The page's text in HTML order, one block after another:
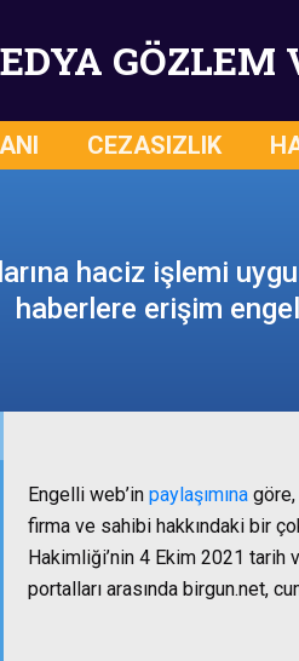
GÖZLEM
CEZASIZLIK
haciz işlemi
haberlere erişim
Engelli web’in paylaşımına
firma ve sahibi hakkındaki bir
Hakimliği’nin 4 Ekim 2021 tarih
portalları arasında birgun.net,